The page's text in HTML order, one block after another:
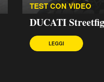
TEST CON VIDEO
DUCATI
LEGGI